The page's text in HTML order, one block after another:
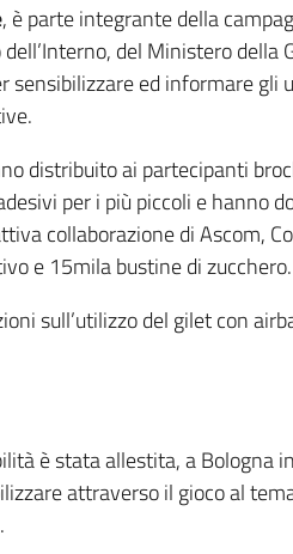
, è parte integrante della
del Ministero della
ed informare
distribuito ai partecipanti
per i più piccoli e hanno
collaborazione di Ascom,
e 15mila bustine di zucchero.
sull’utilizzo del gilet con
è stata allestita, a Bologna
attraverso il gioco al